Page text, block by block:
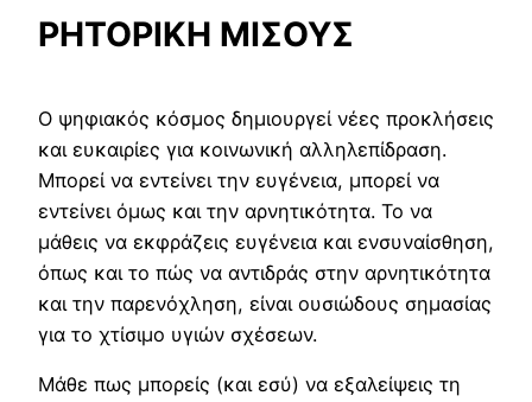
ΡΗΤΟΡΙΚΗ ΜΙΣΟΥΣ
Ο ψηφιακός κόσμος δημιουργεί νέες προκλήσεις
και ευκαιρίες για κοινωνική αλληλεπίδραση.
Μπορεί να εντείνει την ευγένεια, μπορεί να
εντείνει όμως και την αρνητικότητα. Το να
μάθεις να εκφράζεις ευγένεια και ενσυναίσθηση,
όπως και το πώς να αντιδράς στην αρνητικότητα
και την παρενόχληση, είναι ουσιώδους σημασίας
για το χτίσιμο υγιών σχέσεων.
Μάθε πως μπορείς (και εσύ) να εξαλείψεις τη